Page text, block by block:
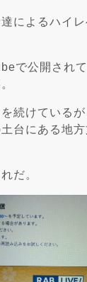
によるハイ
で公開され
続けているが
台にある地
だ。